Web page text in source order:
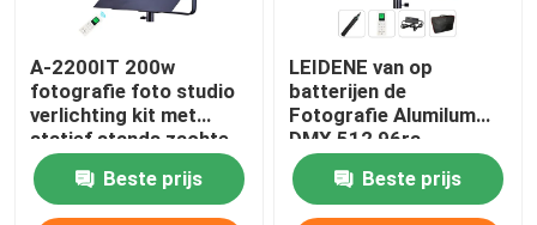
A-2200IT 200w
fotografie foto studio
verlichting kit met
statief stands zachte
led vul licht volledig
ingesteld voor live
stream
Beste prijs
LEIDENE van op
batterijen de
Fotografie Alumilum
DMX 512 96ra
Studiolichten
Beste prijs